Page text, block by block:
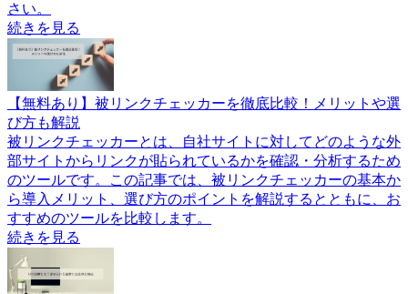
さい。
続きを見る
【無料あり】被リンクチェッカーを徹底比較！メリットや選
び方も解説
被リンクチェッカーとは、自社サイトに対してどのような外
部サイトからリンクが貼られているかを確認・分析するため
のツールです。この記事では、被リンクチェッカーの基本か
ら導入メリット、選び方のポイントを解説するとともに、お
すすめのツールを比較します。
続きを見る